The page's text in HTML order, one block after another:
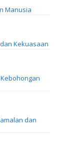
Manusia
Kekuasaan
dan